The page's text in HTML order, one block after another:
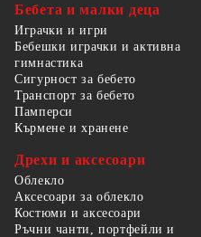
Бебета и малки деца
Играчки и игри
Бебешки играчки и активна
гимнастика
Сигурност за бебето
Транспорт за бебето
Памперси
Кърмене и хранене
Дрехи и аксесоари
Облекло
Аксесоари за облекло
Костюми и аксесоари
Ръчни чанти, портфейли и